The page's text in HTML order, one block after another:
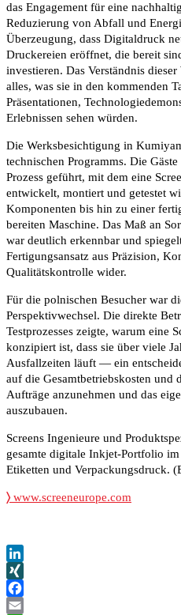
das Engagement für eine
Reduzierung von Abfall und
Überzeugung, dass Digitaldruck
Druckereien eröffnet, die bereit
investieren. Das Verständnis
alles, was sie in den kommenden
Präsentationen,
Erlebnissen sehen würden.
Die Werksbesichtigung in
technischen Programms. Die
Prozess geführt, mit dem eine
entwickelt, montiert und getestet
Komponenten bis hin zu einer
bereiten Maschine. Das Maß an
war deutlich erkennbar und
Fertigungsansatz aus Präzision,
Qualitätskontrolle wider.
Für die polnischen Besucher war
Perspektivwechsel. Die direkte
Testprozesses zeigte, warum eine
konzipiert ist, dass sie über viele
Ausfallzeiten läuft — ein
auf die Gesamtbetriebskosten und
Aufträge anzunehmen und das
auszubauen.
Screens Ingenieure und
gesamte digitale Inkjet-Portfolio
Etiketten und Verpackungsdruck.
〉 www.screeneurope.com
LinkedIn
XING
Facebook